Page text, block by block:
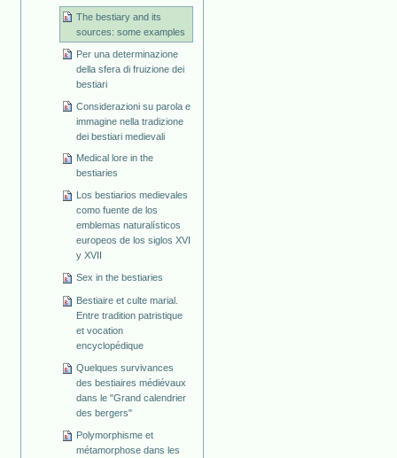
The bestiary and its
sources: some examples
Per una determinazione
della sfera di fruizione dei
bestiari
Considerazioni su parola e
immagine nella tradizione
dei bestiari medievali
Medical lore in the
bestiaries
Los bestiarios medievales
como fuente de los
emblemas naturalísticos
europeos de los siglos XVI
y XVII
Sex in the bestiaries
Bestiaire et culte marial.
Entre tradition patristique
et vocation
encyclopédique
Quelques survivances
des bestiaires médiévaux
dans le "Grand calendrier
des bergers"
Polymorphisme et
métamorphose dans les